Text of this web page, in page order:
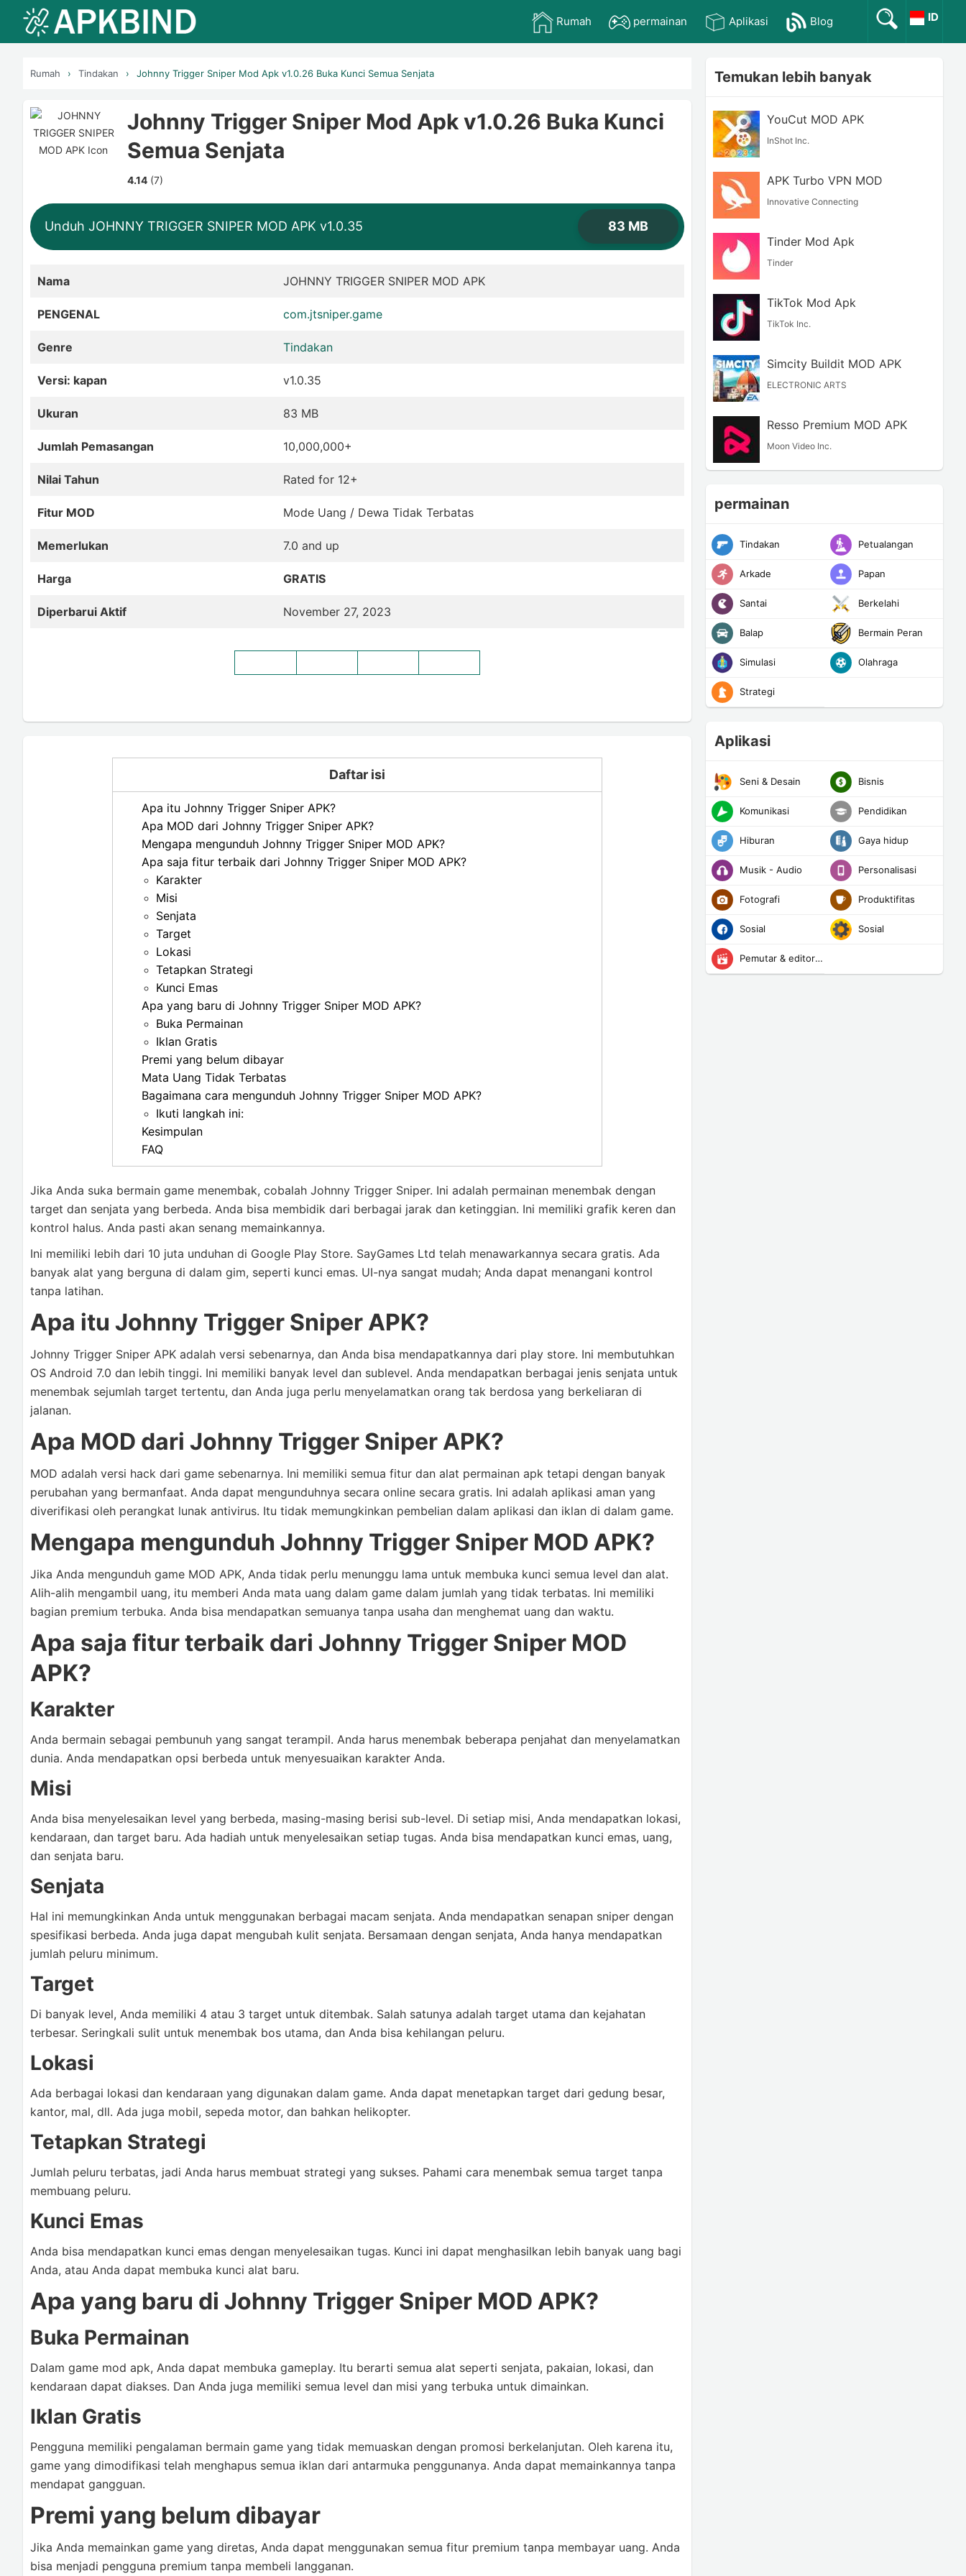
Rumah permainan Aplikasi Blog ID
Rumah Tindakan Johnny Trigger Sniper Mod Apk v1.0.26 Buka Kunci Semua Senjata
Johnny Trigger Sniper Mod Apk v1.0.26 Buka Kunci
Semua Senjata
4.14 (7)
Unduh JOHNNY TRIGGER SNIPER MOD APK v1.0.35 83 MB
Nama JOHNNY TRIGGER SNIPER MOD APK
PENGENAL com.jtsniper.game
Genre Tindakan
Versi: kapan v1.0.35
Ukuran 83 MB
Jumlah Pemasangan 10,000,000+
Nilai Tahun Rated for 12+
Fitur MOD Mode Uang / Dewa Tidak Terbatas
Memerlukan 7.0 and up
Harga GRATIS
Diperbarui Aktif November 27, 2023
Daftar isi
Apa itu Johnny Trigger Sniper APK?
Apa MOD dari Johnny Trigger Sniper APK?
Mengapa mengunduh Johnny Trigger Sniper MOD APK?
Apa saja fitur terbaik dari Johnny Trigger Sniper MOD APK?
Karakter
Misi
Senjata
Target
Lokasi
Tetapkan Strategi
Kunci Emas
Apa yang baru di Johnny Trigger Sniper MOD APK?
Buka Permainan
Iklan Gratis
Premi yang belum dibayar
Mata Uang Tidak Terbatas
Bagaimana cara mengunduh Johnny Trigger Sniper MOD APK?
Ikuti langkah ini:
Kesimpulan
FAQ
Jika Anda suka bermain game menembak, cobalah Johnny Trigger Sniper. Ini adalah permainan menembak dengan
target dan senjata yang berbeda. Anda bisa membidik dari berbagai jarak dan ketinggian. Ini memiliki grafik keren dan
kontrol halus. Anda pasti akan senang memainkannya.
Ini memiliki lebih dari 10 juta unduhan di Google Play Store. SayGames Ltd telah menawarkannya secara gratis. Ada
banyak alat yang berguna di dalam gim, seperti kunci emas. UI-nya sangat mudah; Anda dapat menangani kontrol
tanpa latihan.
Apa itu Johnny Trigger Sniper APK?
Johnny Trigger Sniper APK adalah versi sebenarnya, dan Anda bisa mendapatkannya dari play store. Ini membutuhkan
OS Android 7.0 dan lebih tinggi. Ini memiliki banyak level dan sublevel. Anda mendapatkan berbagai jenis senjata untuk
menembak sejumlah target tertentu, dan Anda juga perlu menyelamatkan orang tak berdosa yang berkeliaran di
jalanan.
Apa MOD dari Johnny Trigger Sniper APK?
MOD adalah versi hack dari game sebenarnya. Ini memiliki semua fitur dan alat permainan apk tetapi dengan banyak
perubahan yang bermanfaat. Anda dapat mengunduhnya secara online secara gratis. Ini adalah aplikasi aman yang
diverifikasi oleh perangkat lunak antivirus. Itu tidak memungkinkan pembelian dalam aplikasi dan iklan di dalam game.
Mengapa mengunduh Johnny Trigger Sniper MOD APK?
Jika Anda mengunduh game MOD APK, Anda tidak perlu menunggu lama untuk membuka kunci semua level dan alat.
Alih-alih mengambil uang, itu memberi Anda mata uang dalam game dalam jumlah yang tidak terbatas. Ini memiliki
bagian premium terbuka. Anda bisa mendapatkan semuanya tanpa usaha dan menghemat uang dan waktu.
Apa saja fitur terbaik dari Johnny Trigger Sniper MOD
APK?
Karakter
Anda bermain sebagai pembunuh yang sangat terampil. Anda harus menembak beberapa penjahat dan menyelamatkan
dunia. Anda mendapatkan opsi berbeda untuk menyesuaikan karakter Anda.
Misi
Anda bisa menyelesaikan level yang berbeda, masing-masing berisi sub-level. Di setiap misi, Anda mendapatkan lokasi,
kendaraan, dan target baru. Ada hadiah untuk menyelesaikan setiap tugas. Anda bisa mendapatkan kunci emas, uang,
dan senjata baru.
Senjata
Hal ini memungkinkan Anda untuk menggunakan berbagai macam senjata. Anda mendapatkan senapan sniper dengan
spesifikasi berbeda. Anda juga dapat mengubah kulit senjata. Bersamaan dengan senjata, Anda hanya mendapatkan
jumlah peluru minimum.
Target
Di banyak level, Anda memiliki 4 atau 3 target untuk ditembak. Salah satunya adalah target utama dan kejahatan
terbesar. Seringkali sulit untuk menembak bos utama, dan Anda bisa kehilangan peluru.
Lokasi
Ada berbagai lokasi dan kendaraan yang digunakan dalam game. Anda dapat menetapkan target dari gedung besar,
kantor, mal, dll. Ada juga mobil, sepeda motor, dan bahkan helikopter.
Tetapkan Strategi
Jumlah peluru terbatas, jadi Anda harus membuat strategi yang sukses. Pahami cara menembak semua target tanpa
membuang peluru.
Kunci Emas
Anda bisa mendapatkan kunci emas dengan menyelesaikan tugas. Kunci ini dapat menghasilkan lebih banyak uang bagi
Anda, atau Anda dapat membuka kunci alat baru.
Apa yang baru di Johnny Trigger Sniper MOD APK?
Buka Permainan
Dalam game mod apk, Anda dapat membuka gameplay. Itu berarti semua alat seperti senjata, pakaian, lokasi, dan
kendaraan dapat diakses. Dan Anda juga memiliki semua level dan misi yang terbuka untuk dimainkan.
Iklan Gratis
Pengguna memiliki pengalaman bermain game yang tidak memuaskan dengan promosi berkelanjutan. Oleh karena itu,
game yang dimodifikasi telah menghapus semua iklan dari antarmuka penggunanya. Anda dapat memainkannya tanpa
mendapat gangguan.
Premi yang belum dibayar
Jika Anda memainkan game yang diretas, Anda dapat menggunakan semua fitur premium tanpa membayar uang. Anda
bisa menjadi pengguna premium tanpa membeli langganan.
Temukan lebih banyak
YouCut MOD APK
InShot Inc.
APK Turbo VPN MOD
Innovative Connecting
Tinder Mod Apk
Tinder
TikTok Mod Apk
TikTok Inc.
Simcity Buildit MOD APK
ELECTRONIC ARTS
Resso Premium MOD APK
Moon Video Inc.
permainan
Tindakan Petualangan
Arkade Papan
Santai Berkelahi
Balap Bermain Peran
Simulasi Olahraga
Strategi
Aplikasi
Seni & Desain Bisnis
Komunikasi Pendidikan
Hiburan Gaya hidup
Musik - Audio Personalisasi
Fotografi Produktifitas
Sosial Sosial
Pemutar & editor Video